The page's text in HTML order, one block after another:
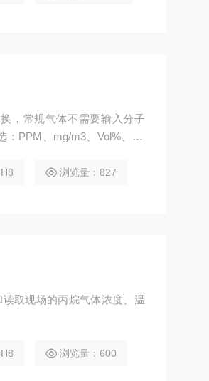
，常规气体不需要输入分子
PPM、mg/m3、Vol%、LE
浏览量：827
取现场的丙烷气体浓度、温
浏览量：600